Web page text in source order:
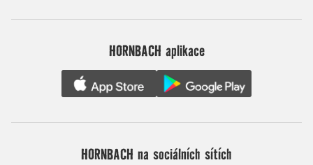
HORNBACH aplikace
HORNBACH na sociálních sítích